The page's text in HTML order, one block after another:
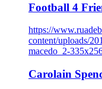
Football 4
https://
content/uploads/
macedo_2-
Carolain